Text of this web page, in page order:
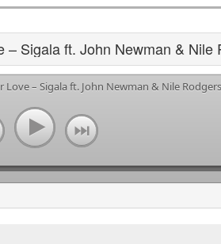
Sigala ft. John Newman & Nile
Love – Sigala ft. John Newman & Nile Rodgers